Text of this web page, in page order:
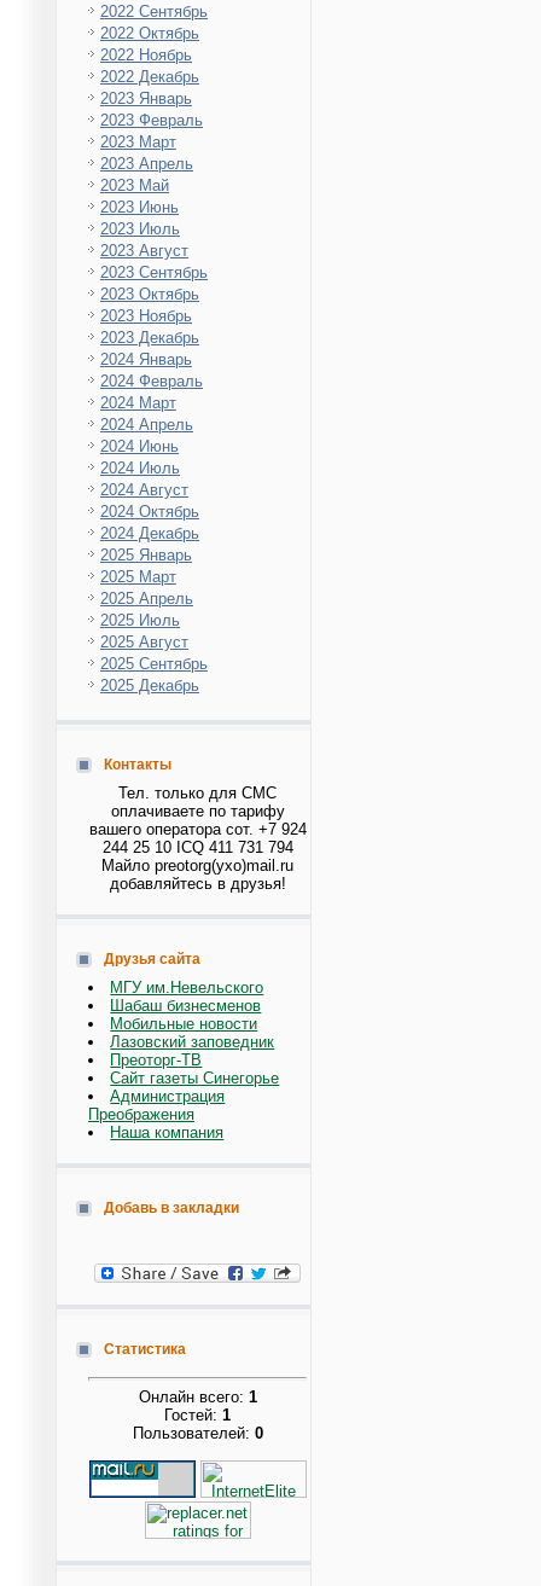
2022 Сентябрь
2022 Октябрь
2022 Ноябрь
2022 Декабрь
2023 Январь
2023 Февраль
2023 Март
2023 Апрель
2023 Май
2023 Июнь
2023 Июль
2023 Август
2023 Сентябрь
2023 Октябрь
2023 Ноябрь
2023 Декабрь
2024 Январь
2024 Февраль
2024 Март
2024 Апрель
2024 Июнь
2024 Июль
2024 Август
2024 Октябрь
2024 Декабрь
2025 Январь
2025 Март
2025 Апрель
2025 Июль
2025 Август
2025 Сентябрь
2025 Декабрь
Контакты
Тел. только для СМС
оплачиваете по тарифу
вашего оператора сот. +7 924
244 25 10 ICQ 411 731 794
Майло preotorg(ухо)mail.ru
добавляйтесь в друзья!
Друзья сайта
МГУ им.Невельского
Шабаш бизнесменов
Мобильные новости
Лазовский заповедник
Преоторг-ТВ
Сайт газеты Синегорье
Администрация
Преображения
Наша компания
Добавь в закладки
Статистика
Онлайн всего: 1
Гостей: 1
Пользователей: 0